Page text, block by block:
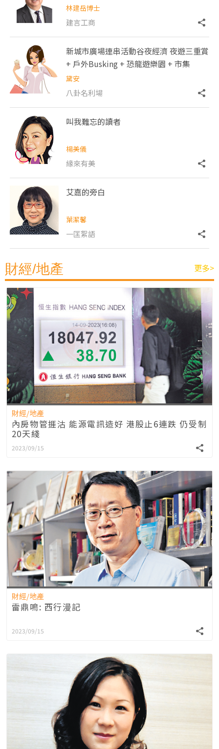
林建岳博士
建言工商
新城市廣場連串活動谷夜經濟 夜遊三重賞
+ 戶外Busking + 恐龍遊樂園 + 市集
黛安
八卦名利場
叫我難忘的讀者
楊美儀
緣來有美
艾嘉的旁白
葉潔馨
一匡絮語
財經/地產 更多>
財經/地產
內房物管捱沽 能源電訊造好 港股止6連跌 仍受制
20天綫
2023/09/15
財經/地產
雷鼎鳴: 西行漫記
2023/09/15